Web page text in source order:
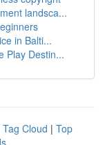
landsca...
in Balti...
Play Destin...
Tag Cloud | Top